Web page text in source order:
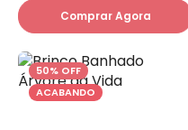
Comprar Agora
50% OFF
ACABANDO